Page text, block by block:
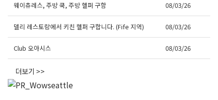
웨이츄레스, 주방 쿡, 주방 헬퍼 구함 08/03/26
델리 레스토랑에서 키친 헬퍼 구합니다. (Fife 지역) 08/03/26
Club 오아시스 08/03/26
더보기 >>